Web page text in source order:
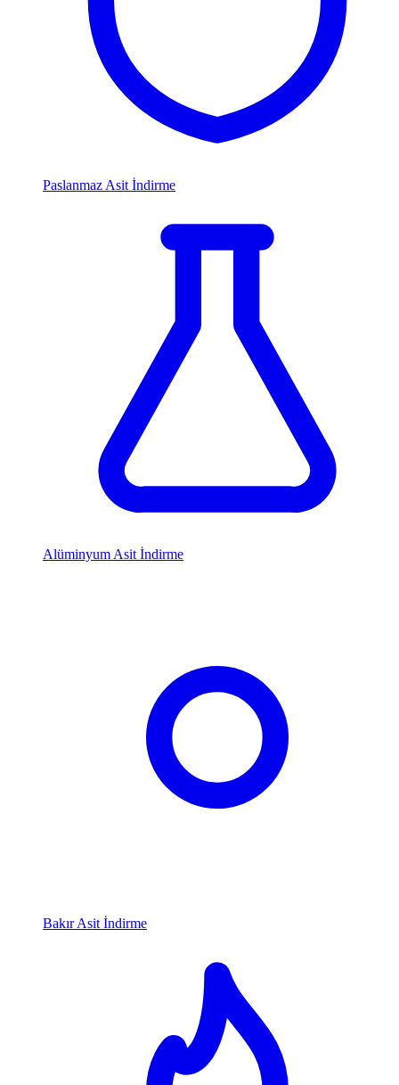
Paslanmaz Asit İndirme
Alüminyum Asit İndirme
Bakır Asit İndirme